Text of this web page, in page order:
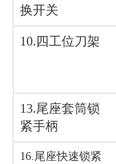
换开关
10.四工位刀架
13.尾座套筒锁
紧手柄
16.尾座快速锁紧